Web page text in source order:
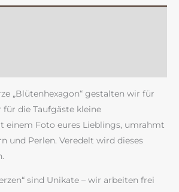
„Blütenhexagon“ gestalten wir für
für die Taufgäste kleine
einem Foto eures Lieblings, umrahmt
und Perlen. Veredelt wird dieses
sind Unikate – wir arbeiten frei